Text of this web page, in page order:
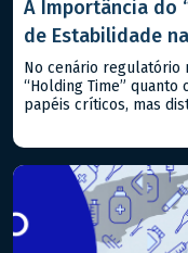
A Importância do
de Estabilidade
No cenário regulatório
“Holding Time”
papéis críticos, mas
regulatórios nacionais
Estabilidade: Este […]